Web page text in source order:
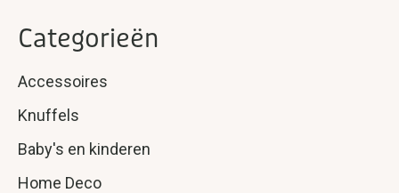
Categorieën
Accessoires
Knuffels
Baby's en kinderen
Home Deco